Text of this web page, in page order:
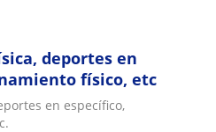
deportes en
físico, etc
en específico,